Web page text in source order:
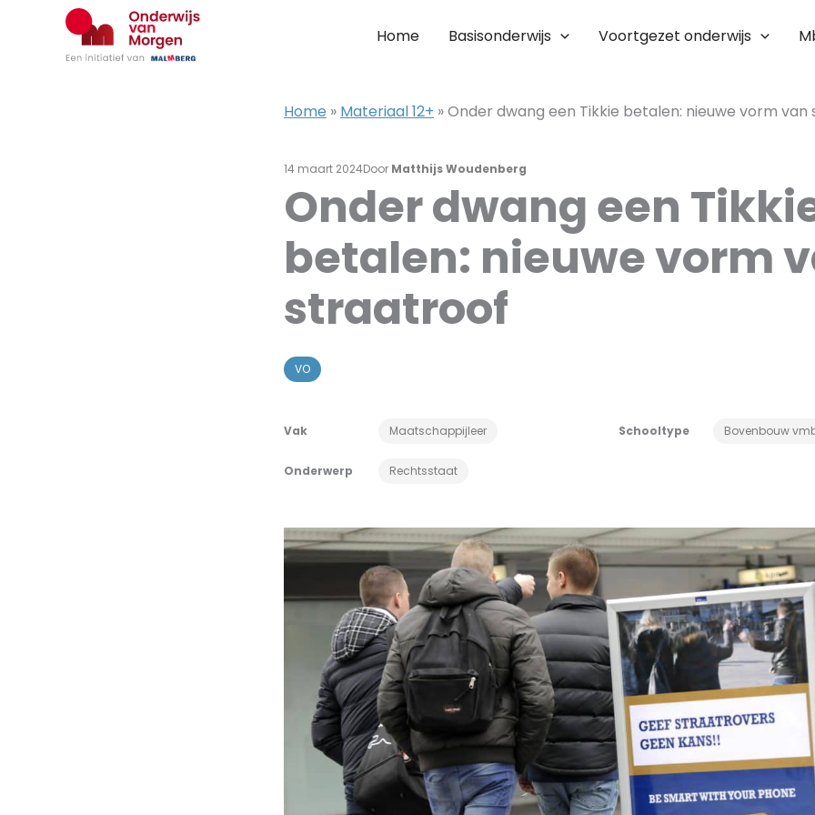
Home Basisonderwijs Voortgezet onderwijs
Home » Materiaal 12+ »Onder dwang een Tikkie betalen: nieuwe vorm
14 maart 2024Door Matthijs Woudenberg
VO
Vak Maatschappijleer Schooltype Bovenbouw
Onderwerp Rechtsstaat
Onder dwang een
betalen: nieuwe vorm
straatroof